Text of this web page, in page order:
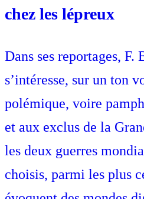
chez les lépreux
Dans ses reportages, F.
s’intéresse, sur un ton
polémique, voire
et aux exclus de la
les deux guerres
choisis, parmi les plus